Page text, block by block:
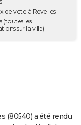
de vote à Revelles
(toutes les
sur la ville)
(80540) a été rendu